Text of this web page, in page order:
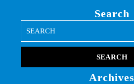
Search
for:
Archives